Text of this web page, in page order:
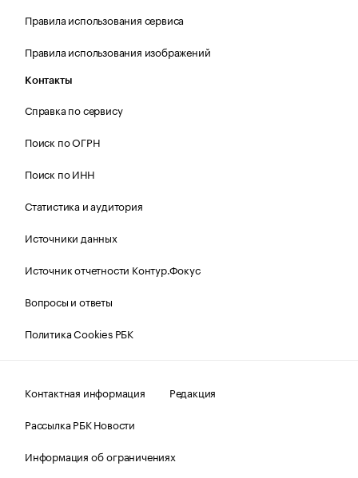
Правила использования сервиса
Правила использования изображений
Контакты
Справка по сервису
Поиск по ОГРН
Поиск по ИНН
Статистика и аудитория
Источники данных
Источник отчетности Контур.Фокус
Вопросы и ответы
Политика Cookies РБК
Контактная информация
Редакция
Рассылка РБК Новости
Информация об ограничениях